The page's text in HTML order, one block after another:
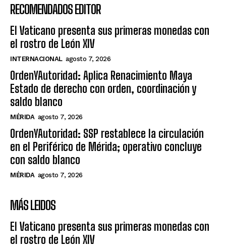
RECOMENDADOS EDITOR
El Vaticano presenta sus primeras monedas con
el rostro de León XIV
INTERNACIONAL agosto 7, 2026
OrdenYAutoridad: Aplica Renacimiento Maya
Estado de derecho con orden, coordinación y
saldo blanco
MÉRIDA agosto 7, 2026
OrdenYAutoridad: SSP restablece la circulación
en el Periférico de Mérida; operativo concluye
con saldo blanco
MÉRIDA agosto 7, 2026
MÁS LEIDOS
El Vaticano presenta sus primeras monedas con
el rostro de León XIV